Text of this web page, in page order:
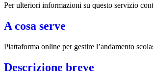
Per ulteriori informazioni su questo servizio
A cosa serve
Piattaforma online per gestire l’andamento
Descrizione breve